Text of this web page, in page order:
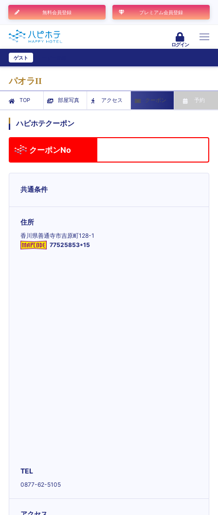
無料会員登録 プレミアム会員登録
ログイン
ゲスト
パオラII
TOP 部屋写真 アクセス クーポン 予約
ハピホテクーポン
クーポンNo
共通条件
住所
香川県善通寺市吉原町128-1
77525853*15
TEL
0877-62-5105